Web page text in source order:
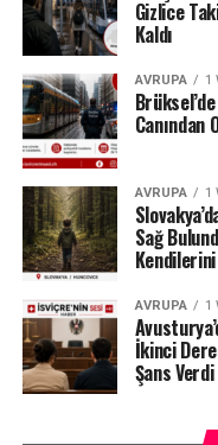
tarafından da düzenli
Milyonlarca liralık
üzerinden derinleşen
makamlarının
durumda.#ahbap
Gizlice
Kaldı
AVRUPA 1
Canından
AVRUPA 1
Sağ
AVRUPA 1
İkinci
Şans Verdi